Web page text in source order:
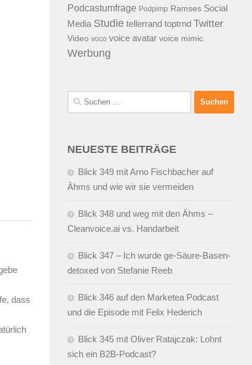
Blick 134 aus
ALEX WUNSCHEL
an Happy Birthday
dass
Podcastumfrage Podpimp Ramses Social
Media Studie tellerrand toptrnd Twitter
Video voco voice avatar voice mimic
Werbung
Suchen
nach:
NEUESTE BEITRÄGE
Blick 349 mit Arno Fischbacher auf
Ähms und wie wir sie vermeiden
Blick 348 und weg mit den Ähms –
Cleanvoice.ai vs. Handarbeit
Blick 347 – Ich wurde ge-Säure-Basen-
detoxed von Stefanie Reeb
Blick 346 auf den Marketea Podcast
und die Episode mit Felix Hederich
Blick 345 mit Oliver Ratajczak: Lohnt
sich ein B2B-Podcast?